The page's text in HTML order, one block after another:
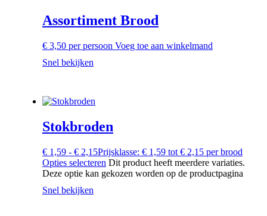
Assortiment Brood
€ 3,50 per persoon Voeg toe aan winkelmand
Snel bekijken
Stokbroden
€ 1,59 - € 2,15Prijsklasse: € 1,59 tot € 2,15 per brood
Opties selecteren Dit product heeft meerdere variaties.
Deze optie kan gekozen worden op de productpagina
Snel bekijken